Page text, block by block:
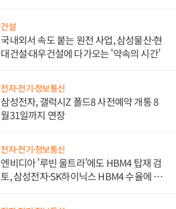
건설
국내외서 속도 붙는 원전 사업, 삼성물산·현
대건설·대우건설에 다가오는 '약속의 시간'
전자·전기·정보통신
삼성전자, 갤럭시Z 폴드8 사전예약 개통 8
월31일까지 연장
전자·전기·정보통신
엔비디아 '루빈 울트라'에도 HBM4 탑재 검
토, 삼성전자·SK하이닉스 HBM4 수율에 주